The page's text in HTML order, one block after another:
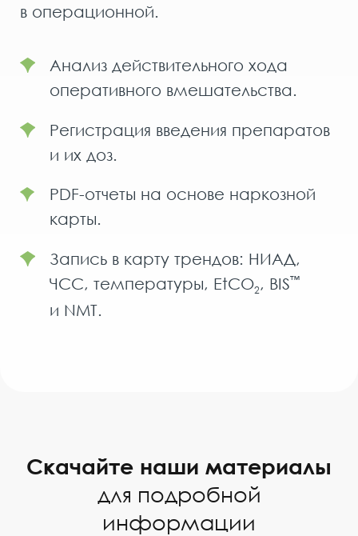
в операционной.
Анализ действительного хода
оперативного вмешательства.
Регистрация введения препаратов
и их доз.
PDF-отчеты на основе наркозной
карты.
Запись в карту трендов: НИАД,
ЧСС, температуры, EtCO2 , BIS™
и NMT.
Скачайте наши материалы
для подробной
информации